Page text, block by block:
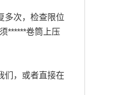
多次，检查限位
******卷筒上压
们，或者直接在